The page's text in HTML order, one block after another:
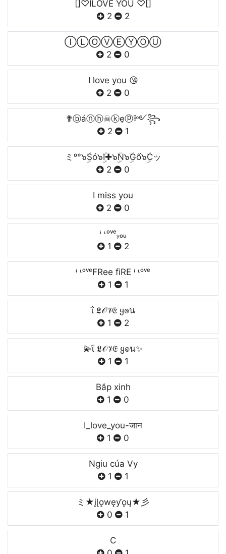
[]♡ILOVE YOU ♡[]
2
2
ⒾⓁⓄⓋⒺⓎⓄⓊ
2
0
I love you 😘
2
0
✟ⓑáⓝⓗ☠ⓚẹⓟ༻꧂
2
1
ミᵒ°๖ۣۜSó๖ۣۜI✚๖ۣۜN๖ۣۜGố๖ۣۜCッ
2
0
I miss you
2
0
ᶤ ᶫᵒᵛᵉᵧₒᵤ
1
2
ᶤ ᶫᵒᵛᵉFRee fiRE ᶤ ᶫᵒᵛᵉ
1
1
ΐ 𝕷𝒪𝒱𝔈 ყ๏น
1
2
💫ΐ 𝕷𝒪𝒱𝔈 ყ๏น✨
1
1
Bắp xinh
1
0
I_love_you-जान
1
0
Ngiu của Vy
1
1
ミ★įɭǫwęƴǫų★彡
0
1
C